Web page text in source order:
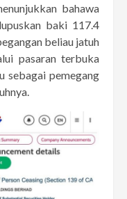
bahawa
baki 117.4
beliau jatuh
pasaran terbuka
sebagai pemegang